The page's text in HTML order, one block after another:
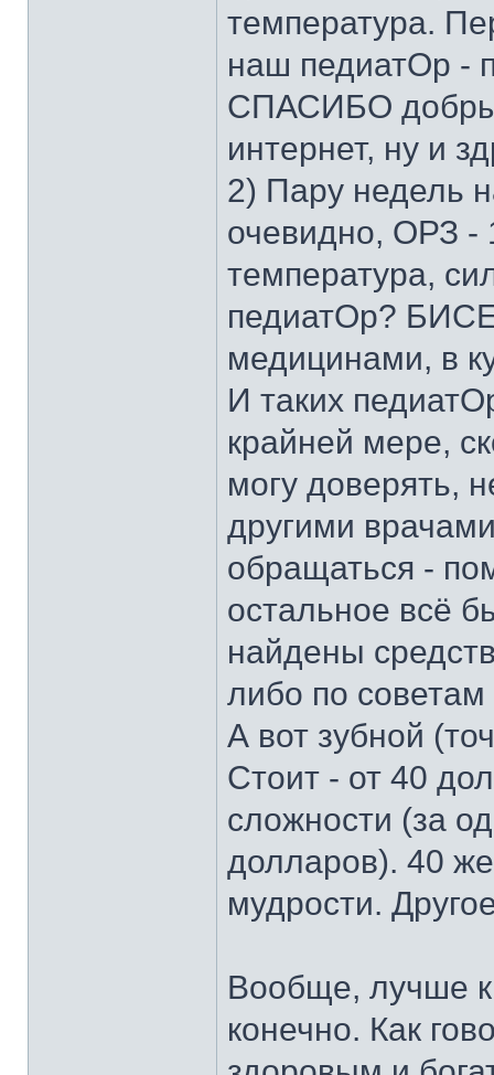
температура.
наш педиатОр -
СПАСИБО
интернет, ну и
2) Пару недель
очевидно, ОРЗ -
температура,
педиатОр?
медицинами, в
И таких
крайней мере,
могу доверять,
другими
обращаться -
остальное всё
найдены
либо по
А вот зубной
Стоит - от 40
сложности (за
долларов). 40
мудрости.
Вообще, лучше к
конечно. Как